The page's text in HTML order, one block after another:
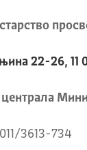
22-26, 11
011/3613-734